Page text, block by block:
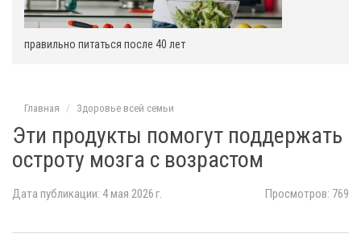
правильно питаться после 40 лет
Главная Здоровье всей семьи
Эти продукты помогут поддержать
остроту мозга с возрастом
Дата публикации: 4 мая 2026 г. Просмотров: 769